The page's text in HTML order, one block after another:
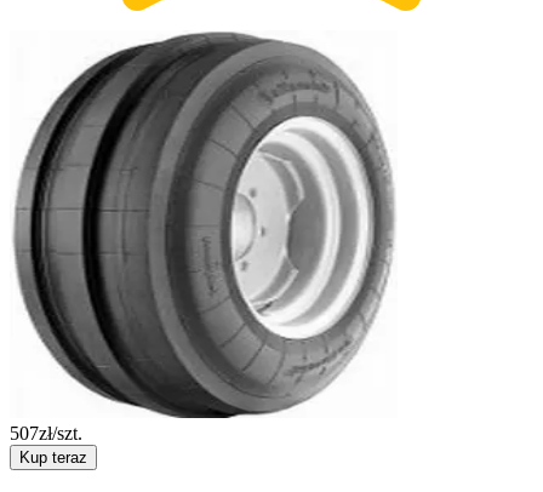
507zł/szt.
Kup teraz